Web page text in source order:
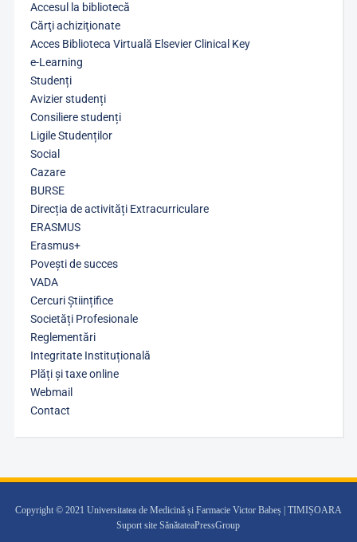
Accesul la bibliotecă
Cărţi achiziţionate
Acces Biblioteca Virtuală Elsevier Clinical Key
e-Learning
Studenți
Avizier studenți
Consiliere studenți
Ligile Studenților
Social
Cazare
BURSE
Direcția de activități Extracurriculare
ERASMUS
Erasmus+
Povești de succes
VADA
Cercuri Științifice
Societăți Profesionale
Reglementări
Integritate Instituțională
Plăți și taxe online
Webmail
Contact
Copyright © 2021 Universitatea de Medicină și Farmacie Victor Babeș | TIMIȘOARA
Suport site SănătateaPressGroup